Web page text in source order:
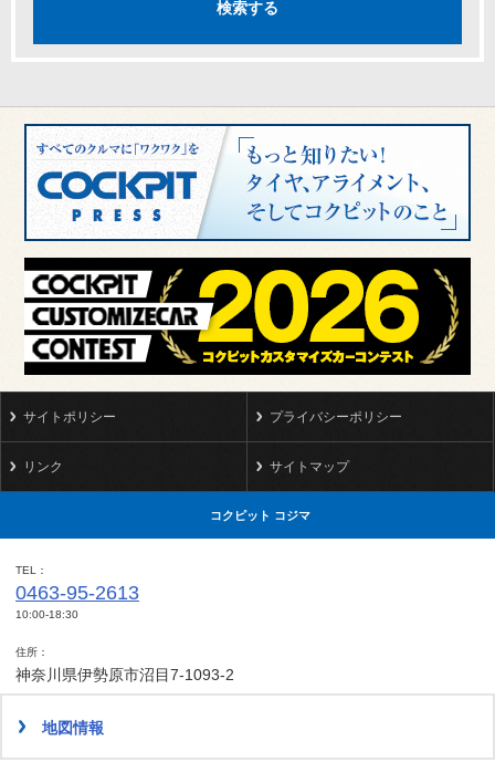
サイトポリシー プライバシーポリシー
リンク サイトマップ
コクピット コジマ
TEL
0463-95-2613
10:00-18:30
住所
神奈川県伊勢原市沼目7-1093-2
地図情報